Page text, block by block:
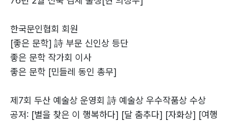
3. 일상 그리고…
마지막 잎새 / 가을로 오신 그대 / 가을거리 / 햇살 / 베란
다 풍경 / 내 어미 / 민들레 / 봄 / 외도 여행 중 / 동해바다
/
한국문인협회 회원
[좋은 문학] 詩 부문 신인상 등단
좋은 문학 작가회 이사
좋은 문학 [민들레 동인 총무]
제7회 두산 예술상 운영회 詩 예술상 우수작품상 수상
공저: [별을 찾은 이 행복하다] [달 춤추다] [자화상] [여행